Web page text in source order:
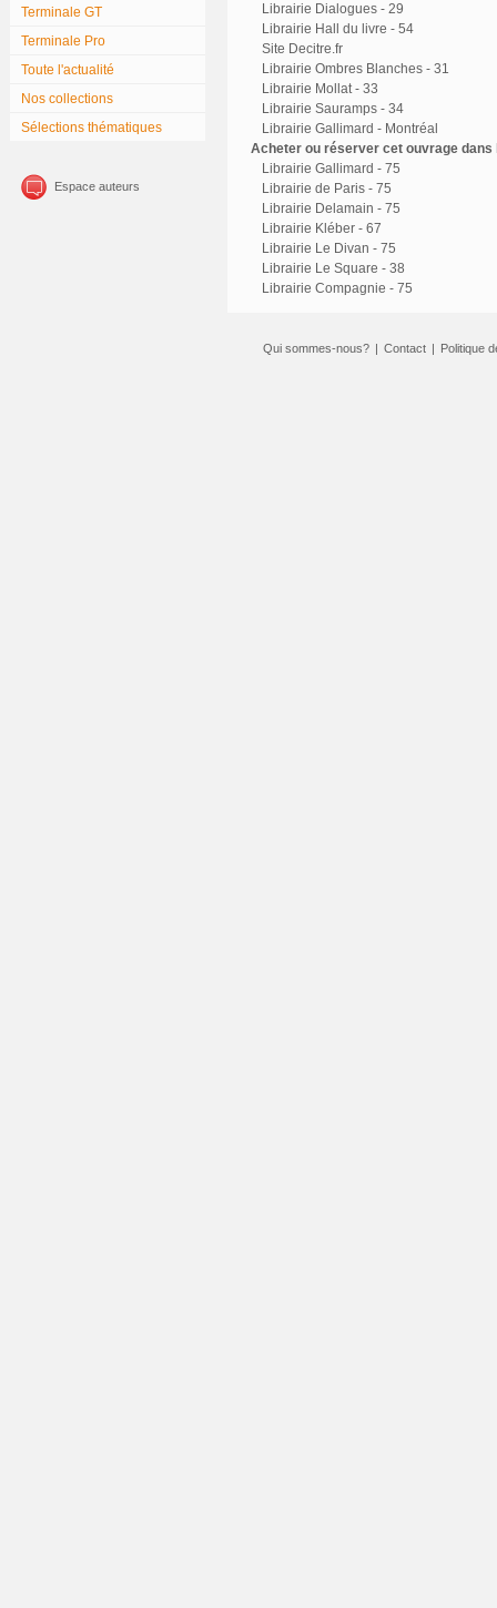
Terminale GT
Terminale Pro
Toute l'actualité
Nos collections
Sélections thématiques
Espace auteurs
Librairie Dialogues - 29
Librairie Hall du livre - 54
Site Decitre.fr
Librairie Ombres Blanches - 31
Librairie Mollat - 33
Librairie Sauramps - 34
Librairie Gallimard - Montréal
Acheter ou réserver cet ouvrage
Librairie Gallimard - 75
Librairie de Paris - 75
Librairie Delamain - 75
Librairie Kléber - 67
Librairie Le Divan - 75
Librairie Le Square - 38
Librairie Compagnie - 75
Qui sommes-nous? | Contact | Politique